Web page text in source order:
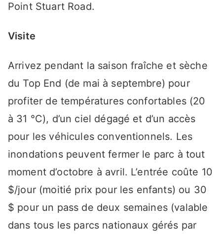
Point Stuart Road.
Visite
Arrivez pendant la saison fraîche et sèche
du Top End (de mai à septembre) pour
profiter de températures confortables (20
à 31 °C), d’un ciel dégagé et d’un accès
pour les véhicules conventionnels. Les
inondations peuvent fermer le parc à tout
moment d’octobre à avril. L’entrée coûte 10
$/jour (moitié prix pour les enfants) ou 30
$ pour un pass de deux semaines (valable
dans tous les parcs nationaux gérés par